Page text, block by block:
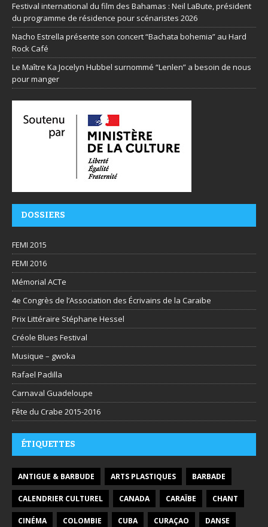
Festival international du film des Bahamas : Neil LaBute, président
du programme de résidence pour scénaristes 2026
Nacho Estrella présente son concert “Bachata bohemia” au Hard
Rock Café
Le Maître Ka Jocelyn Hubbel surnommé “Lenlen” a besoin de nous
pour manger
DOSSIERS
FEMI 2015
FEMI 2016
Mémorial ACTe
4e Congrès de l’Association des Écrivains de la Caraïbe
Prix Littéraire Stéphane Hessel
Créole Blues Festival
Musique – gwoka
Rafael Padilla
Carnaval Guadeloupe
Fête du Crabe 2015-2016
ÉTIQUETTES
ANTIGUE & BARBUDE ARTS PLASTIQUES BARBADE
CALENDRIER CULTUREL CANADA CARAÏBE CHANT
CINÉMA COLOMBIE CUBA CURAÇAO DANSE